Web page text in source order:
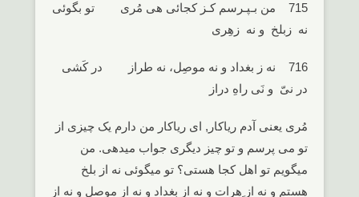
715 من بـپـرسم کـز کجائی هی مُری تو بگوئی
نه زبلخ و نه زهِری
716 نه ز بغداد و نه موصِل، نه طراز در کَشی
در نیّ و نَی راهِ دراز
مُری یعنی آدم ریاکار, ای ریاکار من دارم یک چیزی از
تو می پرسم و تو چیز دیگری جواب میدهی. من
میگویم تو اهل کجا هستی؟ تو میگوئی نه از بلخ
هستم و نه از ِهرات و نه از بغداد و نه از موصل و نه از